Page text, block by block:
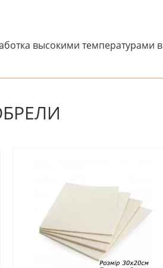
высокими температурами в